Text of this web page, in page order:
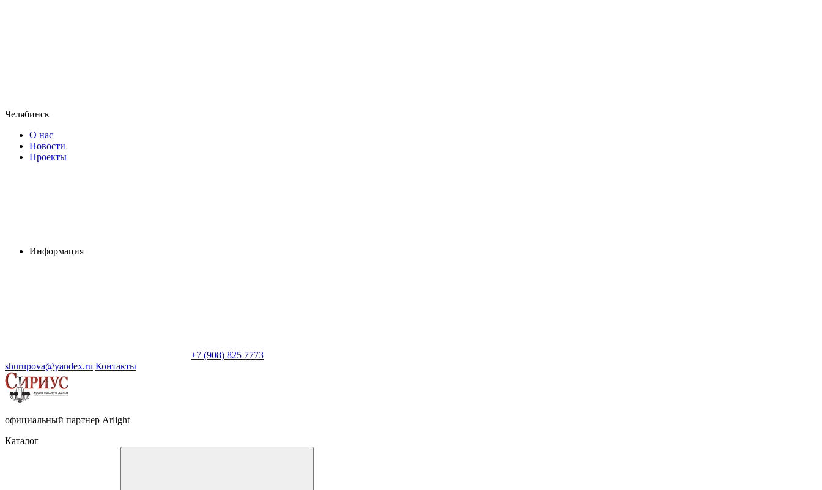
Челябинск
О нас
Новости
Проекты
Информация
+7 (908) 825 7773
shurupova@yandex.ru Контакты
официальный партнер Arlight
Каталог